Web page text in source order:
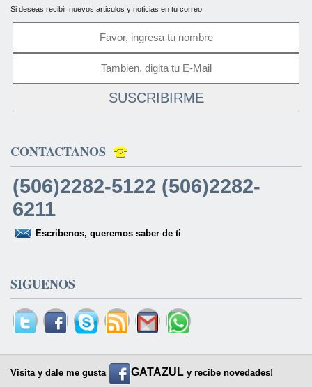
Si deseas recibir nuevos articulos y noticias en tu correo
SUSCRIBIRME
CONTACTANOS
(506)2282-5122 (506)2282-
6211
Escribenos, queremos saber de ti
SIGUENOS
Visita y dale me gusta GATAZUL y recibe novedades!